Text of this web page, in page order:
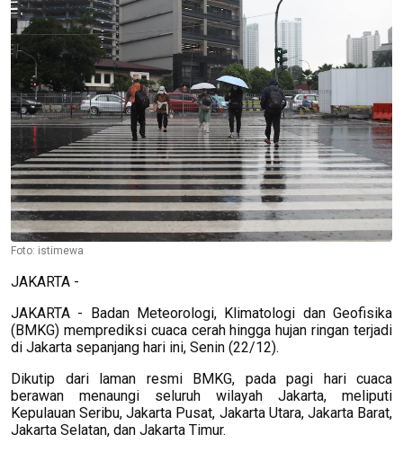
Foto: istimewa
JAKARTA -
JAKARTA - Badan Meteorologi, Klimatologi dan Geofisika
(BMKG) memprediksi cuaca cerah hingga hujan ringan terjadi
di Jakarta sepanjang hari ini, Senin (22/12).
Dikutip dari laman resmi BMKG, pada pagi hari cuaca
berawan menaungi seluruh wilayah Jakarta, meliputi
Kepulauan Seribu, Jakarta Pusat, Jakarta Utara, Jakarta Barat,
Jakarta Selatan, dan Jakarta Timur.